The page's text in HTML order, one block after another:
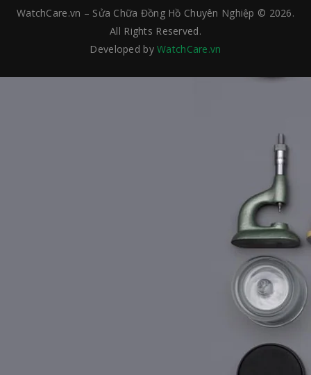
WatchCare.vn – Sửa Chữa Đồng Hồ Chuyên Nghiệp © 2026.
All Rights Reserved.
Developed byWatchCare.vn